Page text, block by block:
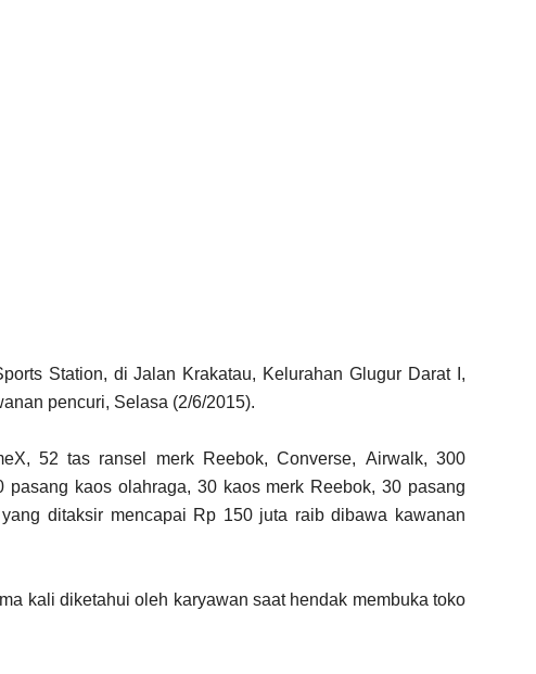
Station, di Jalan Krakatau, Kelurahan Glugur Darat I,
pencuri, Selasa (2/6/2015).
52 tas ransel merk Reebok, Converse, Airwalk, 300
pasang kaos olahraga, 30 kaos merk Reebok, 30 pasang
ditaksir mencapai Rp 150 juta raib dibawa kawanan
kali diketahui oleh karyawan saat hendak membuka toko